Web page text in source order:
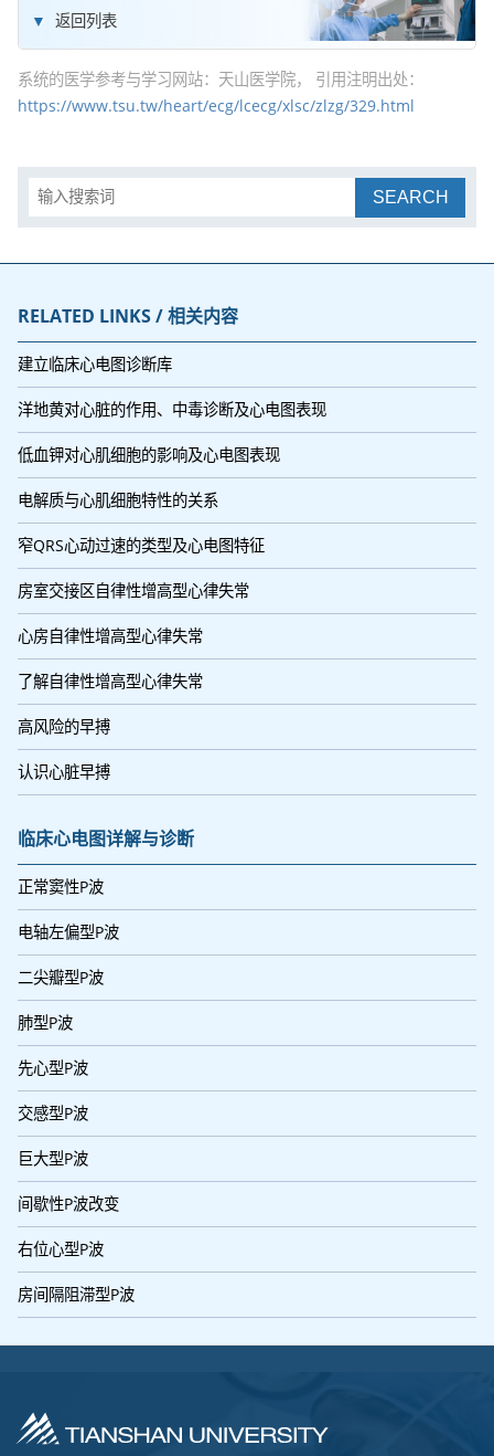
返回列表
系统的医学参考与学习网站：天山医学院， 引用注明出处：
https://www.tsu.tw/heart/ecg/lcecg/xlsc/zlzg/329.html
SEARCH
RELATED LINKS / 相关内容
建立临床心电图诊断库
洋地黄对心脏的作用、中毒诊断及心电图表现
低血钾对心肌细胞的影响及心电图表现
电解质与心肌细胞特性的关系
窄QRS心动过速的类型及心电图特征
房室交接区自律性增高型心律失常
心房自律性增高型心律失常
了解自律性增高型心律失常
高风险的早搏
认识心脏早搏
临床心电图详解与诊断
正常窦性P波
电轴左偏型P波
二尖瓣型P波
肺型P波
先心型P波
交感型P波
巨大型P波
间歇性P波改变
右位心型P波
房间隔阻滞型P波